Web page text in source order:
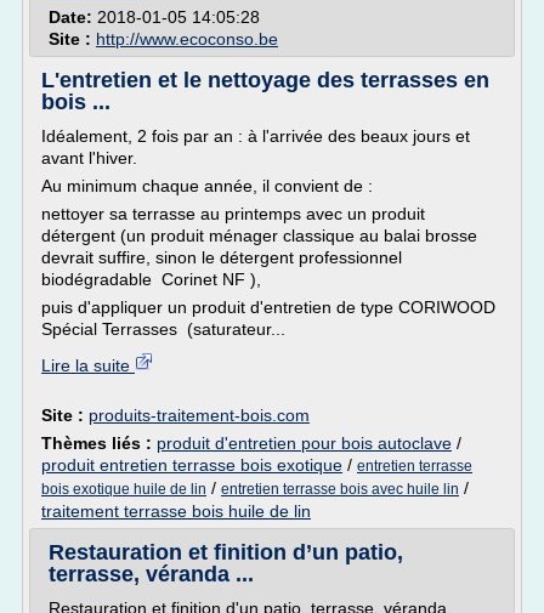
Date: 2018-01-05 14:05:28
Site : http://www.ecoconso.be
L'entretien et le nettoyage des terrasses en
bois ...
Idéalement, 2 fois par an : à l'arrivée des beaux jours et
avant l'hiver.
Au minimum chaque année, il convient de :
nettoyer sa terrasse au printemps avec un produit
détergent (un produit ménager classique au balai brosse
devrait suffire, sinon le détergent professionnel
biodégradable Corinet NF ),
puis d'appliquer un produit d'entretien de type CORIWOOD
Spécial Terrasses (saturateur...
Lire la suite
Site : produits-traitement-bois.com
Thèmes liés : produit d'entretien pour bois autoclave /
produit entretien terrasse bois exotique / entretien terrasse
bois exotique huile de lin / entretien terrasse bois avec huile lin /
traitement terrasse bois huile de lin
Restauration et finition d’un patio,
terrasse, véranda ...
Restauration et finition d'un patio, terrasse, véranda,